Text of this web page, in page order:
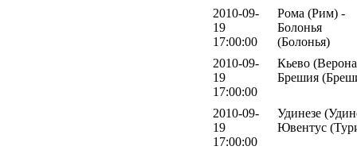
2010-09-
19
17:00:00
Рома (Рим) -
Болонья
(Болонья)
2010-09-
19
17:00:00
Кьево
Брешия
2010-09-
19
17:00:00
Удинезе
Ювентус